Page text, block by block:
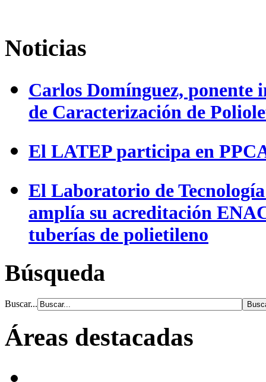
Noticias
Carlos Domínguez, ponente
de Caracterización de
El LATEP participa en
El Laboratorio de
amplía su acreditación
tuberías de polietileno
Búsqueda
Buscar...
Áreas destacadas